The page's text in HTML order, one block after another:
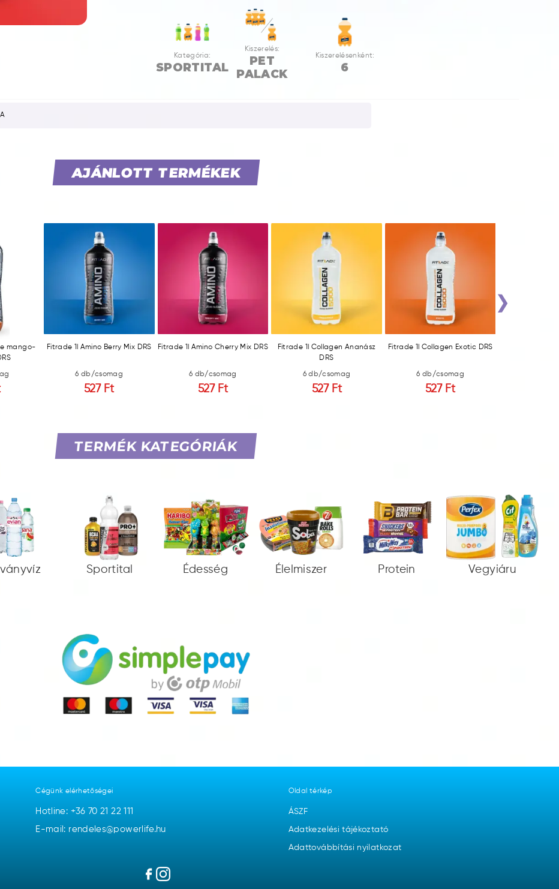
Kategória:
SPORTITAL
Kiszerelés:
PET
PALACK
Kiszerelésenként:
6
AJÁNLOTT TERMÉKEK
mango-
Fitrade 1l Amino Berry Mix DRS
6 db/csomag
527 Ft
Fitrade 1l Amino Cherry Mix DRS
6 db/csomag
527 Ft
Fitrade 1l Collagen Ananász
DRS
6 db/csomag
527 Ft
Fitrade 1l Collagen Exotic DRS
6 db/csomag
527 Ft
›
TERMÉK KATEGÓRIÁK
Sportital Édesség Élelmiszer Protein Vegyiáru
Cégünk elérhetőségei
Hotline: +36 70 21 22 111
E-mail: rendeles@powerlife.hu
Oldal térkép
ÁSZF
Adatkezelési tájékoztató
Adattovábbítási nyilatkozat